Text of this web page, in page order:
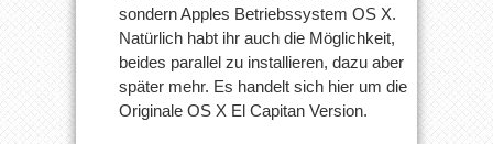
sondern Apples Betriebssystem OS X.
Natürlich habt ihr auch die Möglichkeit,
beides parallel zu installieren, dazu aber
später mehr. Es handelt sich hier um die
Originale OS X El Capitan Version.